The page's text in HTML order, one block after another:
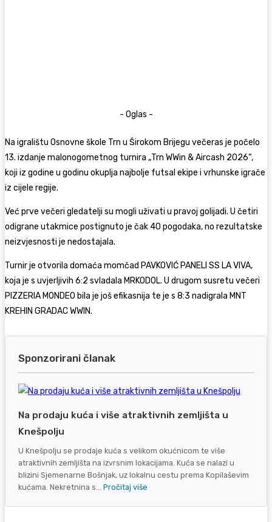
- Oglas -
Na igralištu Osnovne škole Trn u Širokom Brijegu večeras je počelo
13. izdanje malonogometnog turnira „Trn WWin & Aircash 2026“,
koji iz godine u godinu okuplja najbolje futsal ekipe i vrhunske igrače
iz cijele regije.
Već prve večeri gledatelji su mogli uživati u pravoj golijadi. U četiri
odigrane utakmice postignuto je čak 40 pogodaka, no rezultatske
neizvjesnosti je nedostajala.
Turnir je otvorila domaća momčad PAVKOVIĆ PANELI SS LA VIVA,
koja je s uvjerljivih 6:2 svladala MRKODOL. U drugom susretu večeri
PIZZERIA MONDEO bila je još efikasnija te je s 8:3 nadigrala MNT
KREHIN GRADAC WWIN.
Sponzorirani članak
Na prodaju kuća i više atraktivnih zemljišta u
Knešpolju
U Knešpolju se prodaje kuća s velikom okućnicom te više
atraktivnih zemljišta na izvrsnim lokacijama. Kuća se nalazi u
blizini Sjemenarne Bošnjak, uz lokalnu cestu prema Kopilaševim
kućama. Nekretnina s... Pročitaj više